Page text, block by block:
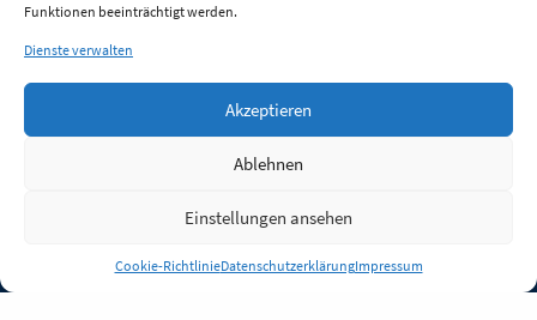
Funktionen beeinträchtigt werden.
Dienste verwalten
Akzeptieren
Ablehnen
Einstellungen ansehen
Cookie-RichtlinieDatenschutzerklärungImpressum